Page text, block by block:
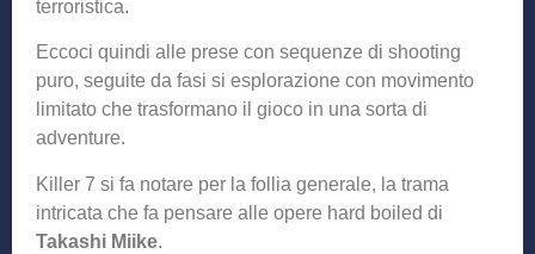
terroristica.
Eccoci quindi alle prese con sequenze di shooting
puro, seguite da fasi si esplorazione con movimento
limitato che trasformano il gioco in una sorta di
adventure.
Killer 7 si fa notare per la follia generale, la trama
intricata che fa pensare alle opere hard boiled di
Takashi Miike.